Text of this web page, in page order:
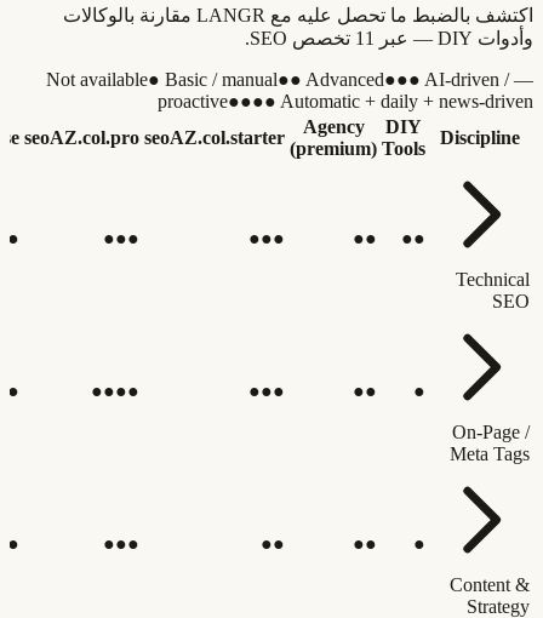
اكتشف بالضبط ما تحصل عليه مع LANGR مقارنة بالوكالات
وأدوات DIY — عبر 11 تخصص SEO.
—
Not available● Basic / manual●● Advanced●●● AI-driven /
proactive●●●● Automatic + daily + news-driven
Discipline
DIY
Tools
Agency
(premium)
seoAZ.col.starter
seoAZ.col.pro
Technical
SEO
●●
●●
●●●
●●●
On-Page /
Meta Tags
●
●●
●●●
●●●●
Content &
Strategy
●
●●
●●
●●●